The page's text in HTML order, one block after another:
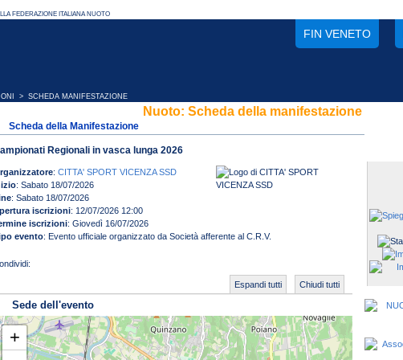
FIN VENETO
> SCHEDA MANIFESTAZIONE
Nuoto: Scheda della manifestazione
Scheda della Manifestazione
Regionali in vasca lunga 2026
: CITTA' SPORT VICENZA SSD
: Sabato 18/07/2026
: Sabato 18/07/2026
iscrizioni: 12/07/2026 12:00
iscrizioni: Giovedì 16/07/2026
evento: Evento ufficiale organizzato da Società afferente al C.R.V.
Chiudi tutti
Espandi tutti
Sede dell'evento
+